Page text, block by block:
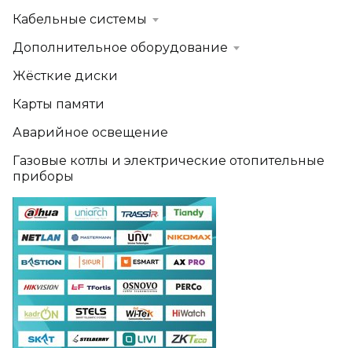
Кабельные системы
Дополнительное оборудование
Жёсткие диски
Карты памяти
Аварийное освещение
Газовые котлы и электрические отопительные
приборы